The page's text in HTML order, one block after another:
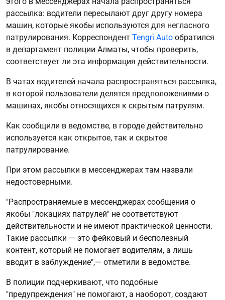
рассылка: водители пересылают друг другу номера
машин, которые якобы используются для негласного
патрулирования. Корреспондент Tengri Auto обратился
в департамент полиции Алматы, чтобы проверить,
соответствует ли эта информация действительности.
В чатах водителей начала распространяться рассылка,
в которой пользователи делятся предположениями о
машинах, якобы относящихся к скрытым патрулям.
Как сообщили в ведомстве, в городе действительно
используется как открытое, так и скрытое
патрулирование.
При этом рассылки в мессенджерах там назвали
недостоверными.
"Распространяемые в мессенджерах сообщения о
якобы "локациях патрулей" не соответствуют
действительности и не имеют практической ценности.
Такие рассылки — это фейковый и бесполезный
контент, который не помогает водителям, а лишь
вводит в заблуждение",— отметили в ведомстве.
В полиции подчеркивают, что подобные
"предупреждения" не помогают, а наоборот, создают